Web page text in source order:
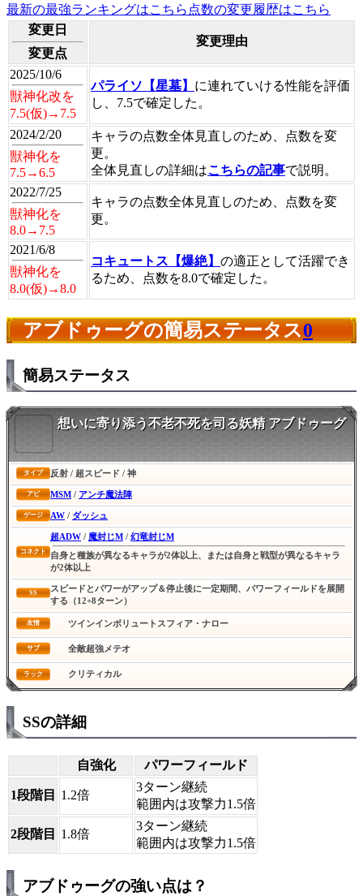
最新の最強ランキングはこちら 点数の変更履歴はこちら
変更日
変更点
変更理由
2025/10/6
獣神化改を
7.5(仮)→7.5
パライソ【星墓】 に連れていける性能を評価
し、7.5で確定した。
2024/2/20
獣神化を
7.5→6.5
キャラの点数全体見直しのため、点数を変
更。
全体見直しの詳細はこちらの記事で説明。
2022/7/25
獣神化を
8.0→7.5
キャラの点数全体見直しのため、点数を変
更。
2021/6/8
獣神化を
8.0(仮)→8.0
コキュートス【爆絶】 の適正として活躍でき
るため、点数を8.0で確定した。
アブドゥーグの簡易ステータス0
簡易ステータス
想いに寄り添う不老不死を司る妖精 アブドゥーグ
タイプ 反射 / 超スピード / 神
アビ MSM / アンチ魔法陣
ゲージ AW / ダッシュ
コネクト
超ADW / 魔封じM / 幻竜封じM
自身と種族が異なるキャラが2体以上、または自身と戦型が異なるキャラ
が2体以上
SS
スピードとパワーがアップ＆停止後に一定期間、パワーフィールドを展開
する（12+8ターン）
友情 ツインインボリュートスフィア・ナロー
サブ 全敵超強メテオ
ラック クリティカル
SSの詳細
自強化 パワーフィールド
1段階目 1.2倍
3ターン継続
範囲内は攻撃力1.5倍
2段階目 1.8倍
3ターン継続
範囲内は攻撃力1.5倍
アブドゥーグの強い点は？